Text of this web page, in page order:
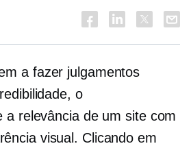
a fazer julgamentos
o
a relevância de um site com
visual. Clicando em